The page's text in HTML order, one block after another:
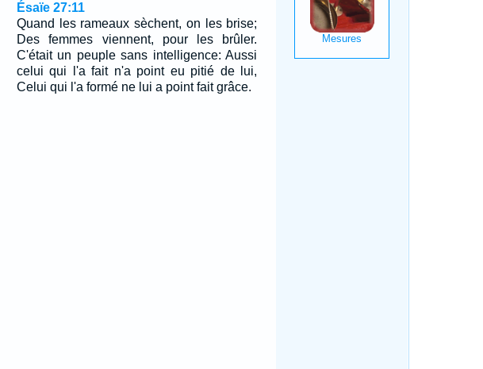
Ésaïe 27:11
Quand les rameaux sèchent, on les brise;
Des femmes viennent, pour les brûler.
C'était un peuple sans intelligence: Aussi
celui qui l'a fait n'a point eu pitié de lui,
Celui qui l'a formé ne lui a point fait grâce.